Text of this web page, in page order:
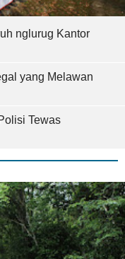
nglurug Kantor
yang Melawan
Tewas